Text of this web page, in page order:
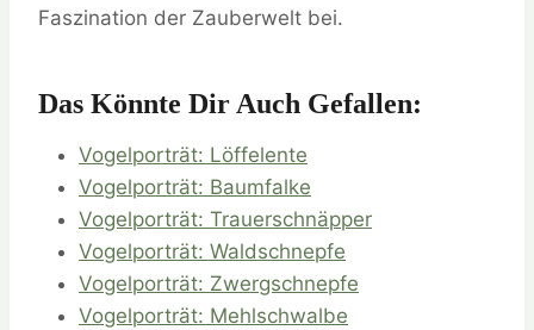
Faszination der Zauberwelt bei.
Das Könnte Dir Auch Gefallen:
Vogelporträt: Löffelente
Vogelporträt: Baumfalke
Vogelporträt: Trauerschnäpper
Vogelporträt: Waldschnepfe
Vogelporträt: Zwergschnepfe
Vogelporträt: Mehlschwalbe